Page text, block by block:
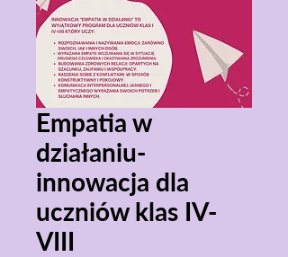
Empatia w
działaniu-
innowacja dla
uczniów klas IV-
VIII